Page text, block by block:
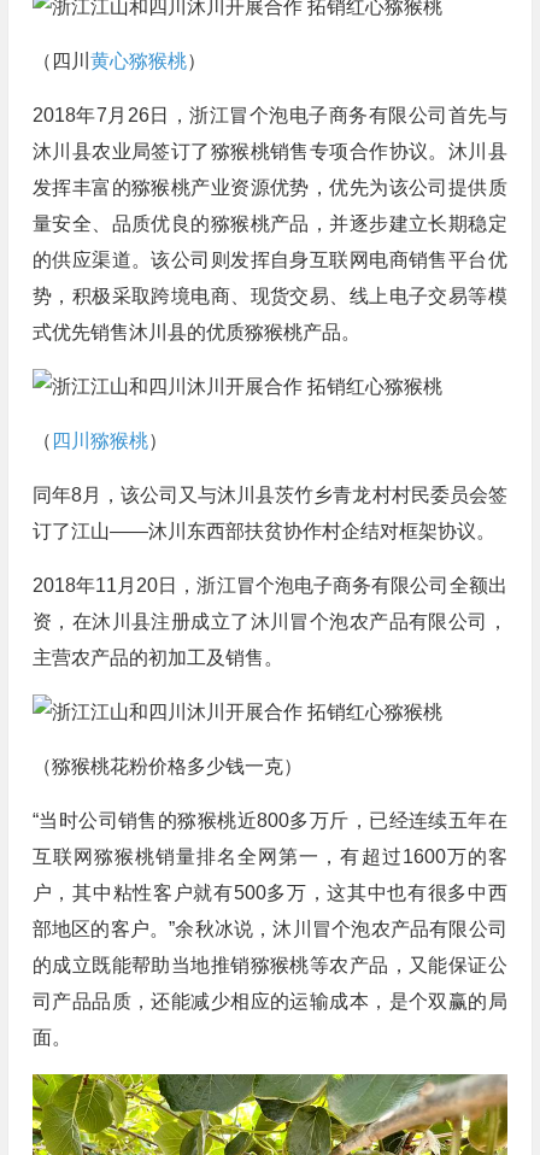
（四川 黄心猕猴桃）
2018年7月26日，浙江冒个泡电子商务有限公司首先与
沐川县农业局签订了猕猴桃销售专项合作协议。沐川县
发挥丰富的猕猴桃产业资源优势，优先为该公司提供质
量安全、品质优良的猕猴桃产品，并逐步建立长期稳定
的供应渠道。该公司则发挥自身互联网电商销售平台优
势，积极采取跨境电商、现货交易、线上电子交易等模
式优先销售沐川县的优质猕猴桃产品。
（ 四川猕猴桃）
同年8月，该公司又与沐川县茨竹乡青龙村村民委员会签
订了江山——沐川东西部扶贫协作村企结对框架协议。
2018年11月20日，浙江冒个泡电子商务有限公司全额出
资，在沐川县注册成立了沐川冒个泡农产品有限公司，
主营农产品的初加工及销售。
（猕猴桃花粉价格多少钱一克）
“当时公司销售的猕猴桃近800多万斤，已经连续五年在
互联网猕猴桃销量排名全网第一，有超过1600万的客
户，其中粘性客户就有500多万，这其中也有很多中西
部地区的客户。”余秋冰说，沐川冒个泡农产品有限公司
的成立既能帮助当地推销猕猴桃等农产品，又能保证公
司产品品质，还能减少相应的运输成本，是个双赢的局
面。